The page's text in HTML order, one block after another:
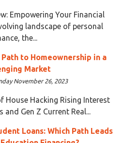
Empowering Your Financial
landscape of personal
the...
Path to Homeownership in a
Market
November 26, 2023
House Hacking Rising Interest
Gen Z Current Real...
Loans: Which Path Leads